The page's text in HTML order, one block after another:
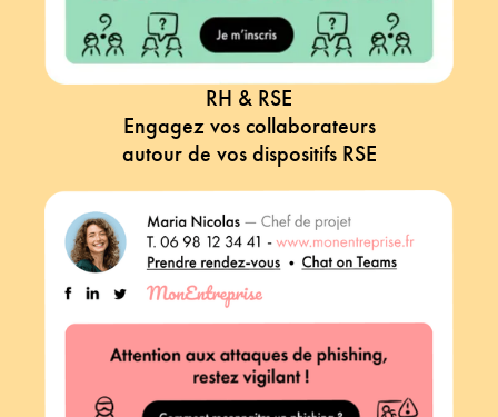
RH & RSE
Engagez vos collaborateurs
autour de vos dispositifs RSE